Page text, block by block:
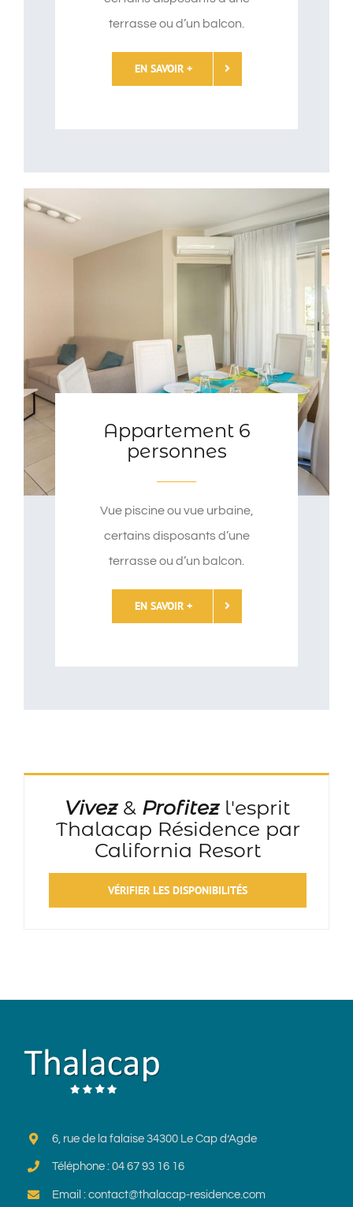
terrasse ou d’un balcon.
EN SAVOIR +
Appartement 6
personnes
Vue piscine ou vue urbaine,
certains disposants d’une
terrasse ou d’un balcon.
EN SAVOIR +
Vivez& Profitezl'esprit
Thalacap Résidence par
California Resort
VÉRIFIER LES DISPONIBILITÉS
6, rue de la falaise 34300 Le Cap d’Agde
Téléphone : 04 67 93 16 16
Email : contact@thalacap-residence.com